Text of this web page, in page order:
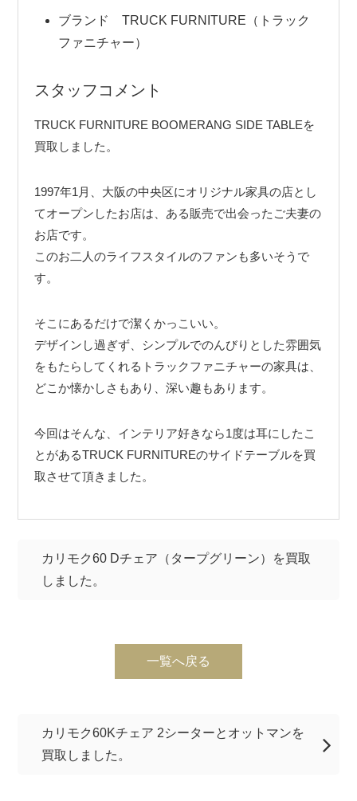
ブランド TRUCK FURNITURE（トラック
ファニチャー）
スタッフコメント
TRUCK FURNITURE BOOMERANG SIDE TABLEを
買取しました。
1997年1月、大阪の中央区にオリジナル家具の店とし
てオープンしたお店は、ある販売で出会ったご夫妻の
お店です。
このお二人のライフスタイルのファンも多いそうで
す。
そこにあるだけで潔くかっこいい。
デザインし過ぎず、シンプルでのんびりとした雰囲気
をもたらしてくれるトラックファニチャーの家具は、
どこか懐かしさもあり、深い趣もあります。
今回はそんな、インテリア好きなら1度は耳にしたこ
とがあるTRUCK FURNITUREのサイドテーブルを買
取させて頂きました。
カリモク60 Dチェア（タープグリーン）を買取
しました。
一覧へ戻る
カリモク60Kチェア 2シーターとオットマンを
買取しました。